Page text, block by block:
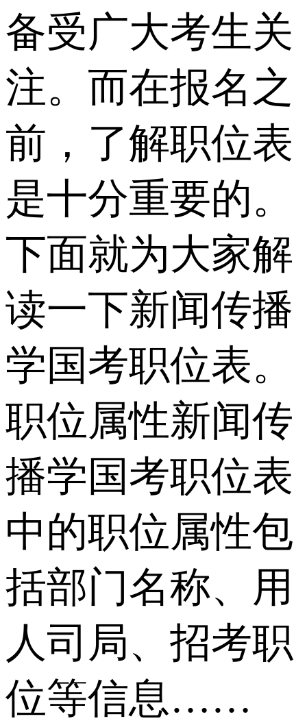
备受广大考生关
注。而在报名之
前，了解职位表
是十分重要的。
下面就为大家解
读一下新闻传播
学国考职位表。
职位属性新闻传
播学国考职位表
中的职位属性包
括部门名称、用
人司局、招考职
位等信息……